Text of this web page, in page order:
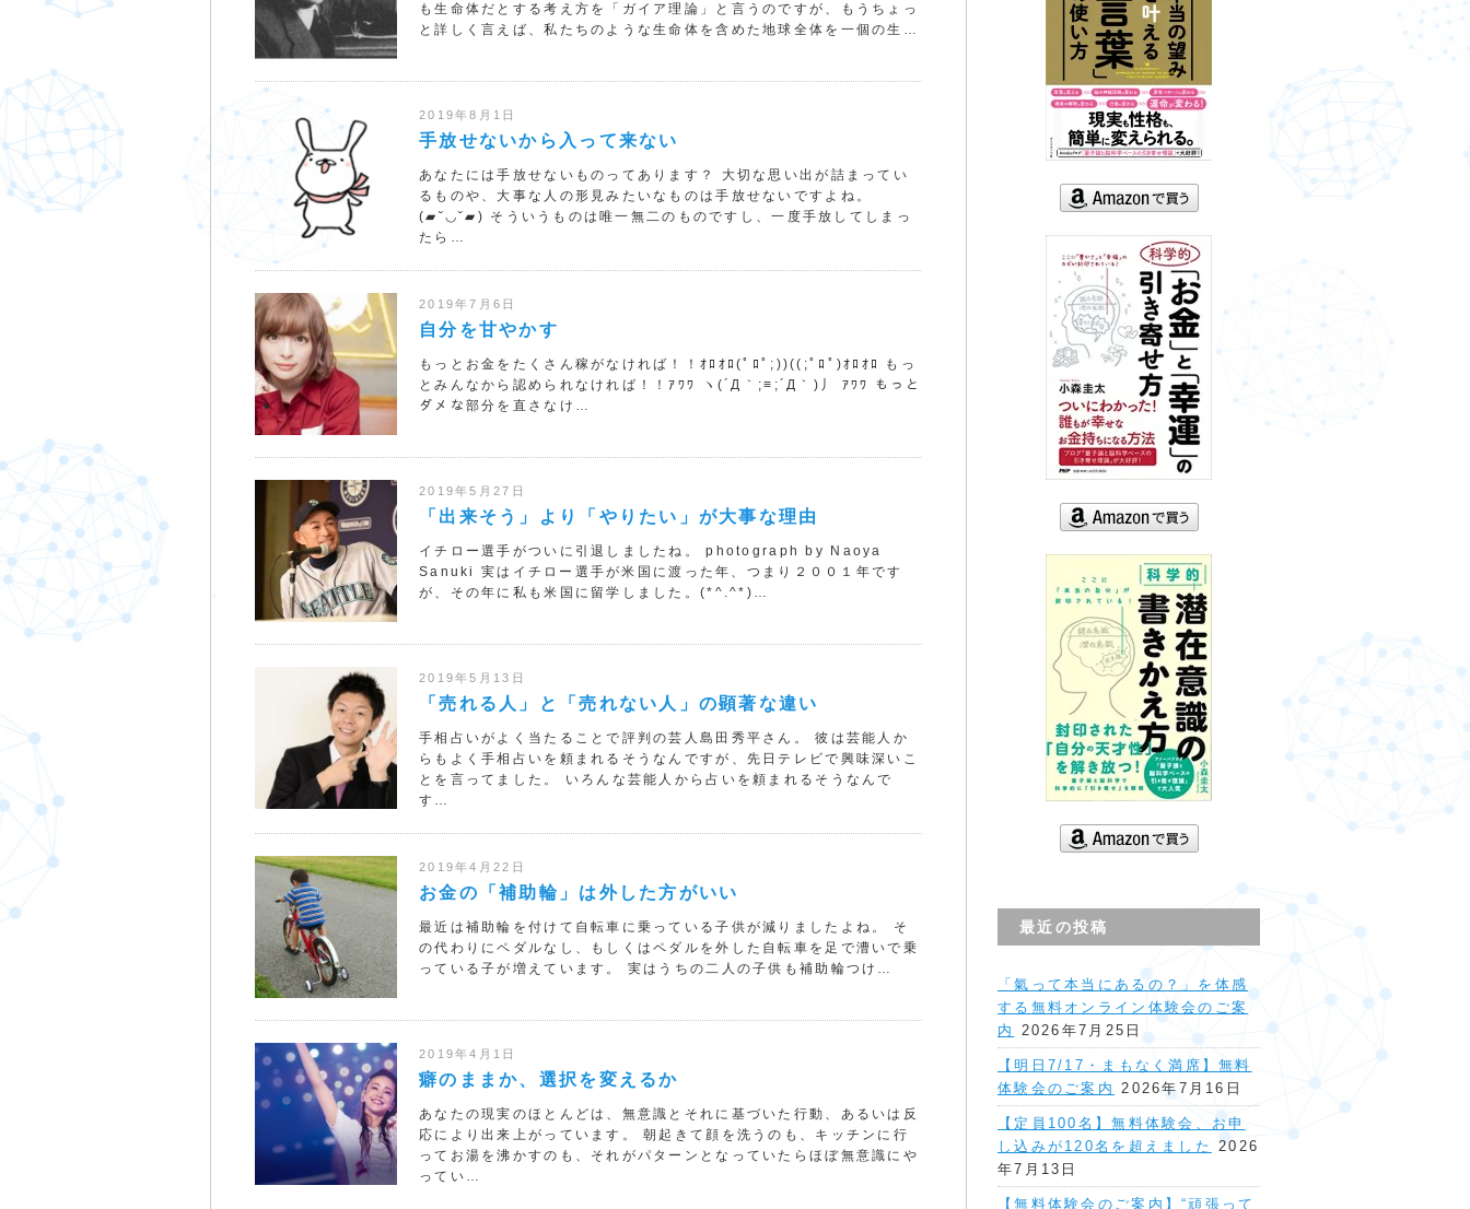
も生命体だとする考え方を「ガイア理論」と言うのですが、もうちょっ
と詳しく言えば、私たちのような生命体を含めた地球全体を一個の生…
2019年8月1日
手放せないから入って来ない
あなたには手放せないものってあります？ 大切な思い出が詰まってい
るものや、大事な人の形見みたいなものは手放せないですよね。
(▰˘◡˘▰) そういうものは唯一無二のものですし、一度手放してしまっ
たら…
2019年7月6日
自分を甘やかす
もっとお金をたくさん稼がなければ！！ｵﾛｵﾛ(ﾟﾛﾟ;))((;ﾟﾛﾟ)ｵﾛｵﾛ もっ
とみんなから認められなければ！！ｱﾜﾜ ヽ(´Д｀;≡;´Д｀)丿 ｱﾜﾜ もっと
ダメな部分を直さなけ…
2019年5月27日
「出来そう」より「やりたい」が大事な理由
イチロー選手がついに引退しましたね。 photograph by Naoya
Sanuki 実はイチロー選手が米国に渡った年、つまり２００１年です
が、その年に私も米国に留学しました。(*^.^*)…
2019年5月13日
「売れる人」と「売れない人」の顕著な違い
手相占いがよく当たることで評判の芸人島田秀平さん。 彼は芸能人か
らもよく手相占いを頼まれるそうなんですが、先日テレビで興味深いこ
とを言ってました。 いろんな芸能人から占いを頼まれるそうなんで
す…
2019年4月22日
お金の「補助輪」は外した方がいい
最近は補助輪を付けて自転車に乗っている子供が減りましたよね。 そ
の代わりにペダルなし、もしくはペダルを外した自転車を足で漕いで乗
っている子が増えています。 実はうちの二人の子供も補助輪つけ…
2019年4月1日
癖のままか、選択を変えるか
あなたの現実のほとんどは、無意識とそれに基づいた行動、あるいは反
応により出来上がっています。 朝起きて顔を洗うのも、キッチンに行
ってお湯を沸かすのも、それがパターンとなっていたらほぼ無意識にや
ってい…
最近の投稿
「氣って本当にあるの？」を体感
する無料オンライン体験会のご案
内
2026年7月25日
【明日7/17・まもなく満席】無料
体験会のご案内
2026年7月16日
【定員100名】無料体験会、お申
し込みが120名を超えました
2026
年7月13日
【無料体験会のご案内】“頑張って